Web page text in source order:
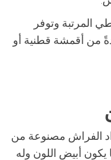
المرتبة وتوفر
من أقمشة قطنية أو
الفراش مصنوعة من
أبيض اللون وله